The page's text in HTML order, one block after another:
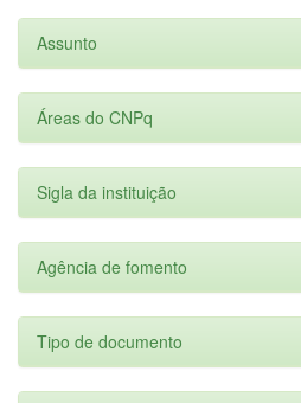
Assunto
Áreas do CNPq
Sigla da instituição
Agência de fomento
Tipo de documento